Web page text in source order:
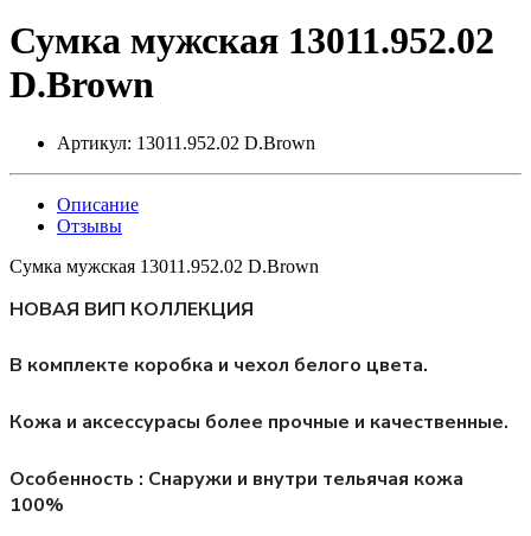
Сумка мужская 13011.952.02
D.Brown
Артикул: 13011.952.02 D.Brown
Описание
Отзывы
Сумка мужская 13011.952.02 D.Brown
НОВАЯ ВИП КОЛЛЕКЦИЯ
В комплекте коробка и чехол белого цвета.
Кожа и аксессурасы более прочные и качественные.
Особенность : Снаружи и внутри тельячая кожа
100%